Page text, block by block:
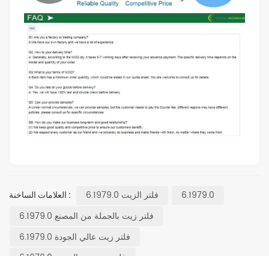
العلامات الساخنة : فلتر الزيت 6.1979.0
6.1979.0
فلتر زيت بالجملة من المصنع 6.1979.0
فلتر زيت عالي الجودة 6.1979.0